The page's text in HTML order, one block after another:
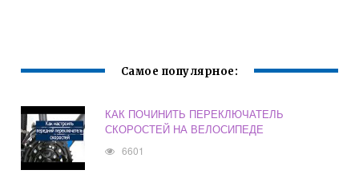
Самое популярное:
КАК ПОЧИНИТЬ ПЕРЕКЛЮЧАТЕЛЬ
СКОРОСТЕЙ НА ВЕЛОСИПЕДЕ
6601